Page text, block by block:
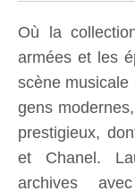
Où la
armées et les
scène musicale
gens
prestigieux,
et Chanel.
archives